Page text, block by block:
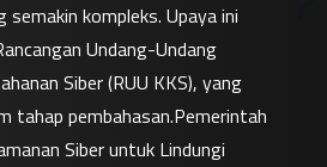
semakin kompleks. Upaya ini
Undang-Undang
Siber (RUU KKS), yang
tahap pembahasan.Pemerintah
Siber untuk Lindungi